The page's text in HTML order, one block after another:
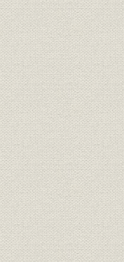
経営
経営
経営
死亡率
死亡率